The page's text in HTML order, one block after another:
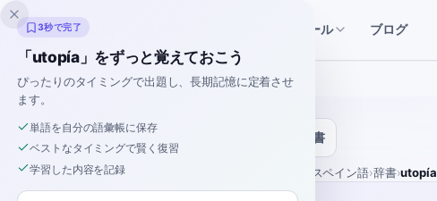
Inklingo スペイン語ツール ブログ
辞書
スペイン語›辞書›utopía
3秒で完了
「utopía」をずっと覚えておこう
ぴったりのタイミングで出題し、長期記憶に定着させ
ます。
単語を自分の語彙帳に保存
ベストなタイミングで賢く復習
学習した内容を記録